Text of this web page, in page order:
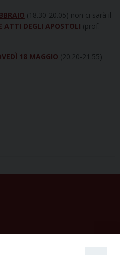
(18.30-20.05) non ci sarà il
ATTI DEGLI APOSTOLI (prof.
18 MAGGIO (20.20-21.55)